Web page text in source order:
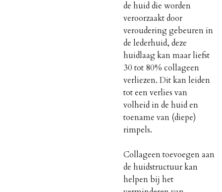
de huid die worden
veroorzaakt door
veroudering gebeuren in
de lederhuid, deze
huidlaag kan maar liefst
30 tot 80% collageen
verliezen. Dit kan leiden
tot een verlies van
volheid in de huid en
toename van (diepe)
rimpels.
Collageen toevoegen aan
de huidstructuur kan
helpen bij het